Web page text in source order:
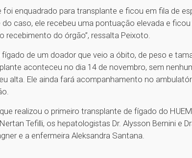
foi enquadrado para transplante e ficou em fila de
do caso, ele recebeu uma pontuação elevada e
recebimento do órgão”, ressalta Peixoto.
de um doador que veio a óbito, de peso e
aconteceu no dia 14 de novembro, sem
alta. Ele ainda fará acompanhamento no
realizou o primeiro transplante de fígado do
Tefilli, os hepatologistas Dr. Alysson Bernini e
e a enfermeira Aleksandra Santana.